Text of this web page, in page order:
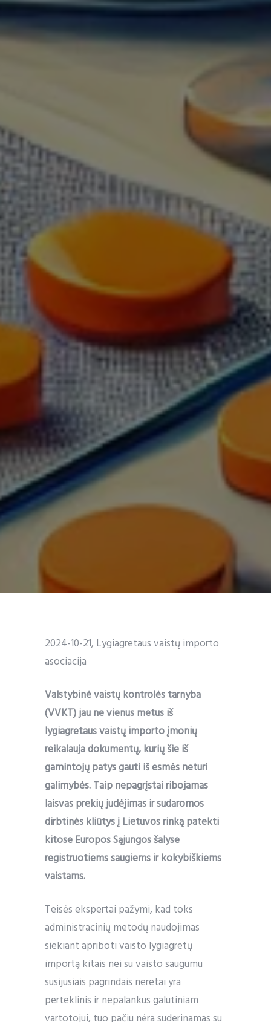
2024-10-21, Lygiagretaus vaistų importo
asociacija
Valstybinė vaistų kontrolės tarnyba
(VVKT) jau ne vienus metus iš
lygiagretaus vaistų importo įmonių
reikalauja dokumentų, kurių šie iš
gamintojų patys gauti iš esmės neturi
galimybės. Taip nepagrįstai ribojamas
laisvas prekių judėjimas ir sudaromos
dirbtinės kliūtys į Lietuvos rinką patekti
kitose Europos Sąjungos šalyse
registruotiems saugiems ir kokybiškiems
vaistams.
Teisės ekspertai pažymi, kad toks
administracinių metodų naudojimas
siekiant apriboti vaisto lygiagretų
importą kitais nei su vaisto saugumu
susijusiais pagrindais neretai yra
perteklinis ir nepalankus galutiniam
vartotojui, tuo pačiu nėra suderinamas su